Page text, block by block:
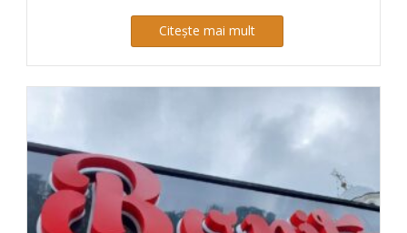
Citește mai mult